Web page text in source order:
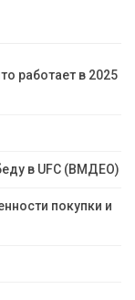
работает в 2025
в UFC (ВМДЕО)
покупки и